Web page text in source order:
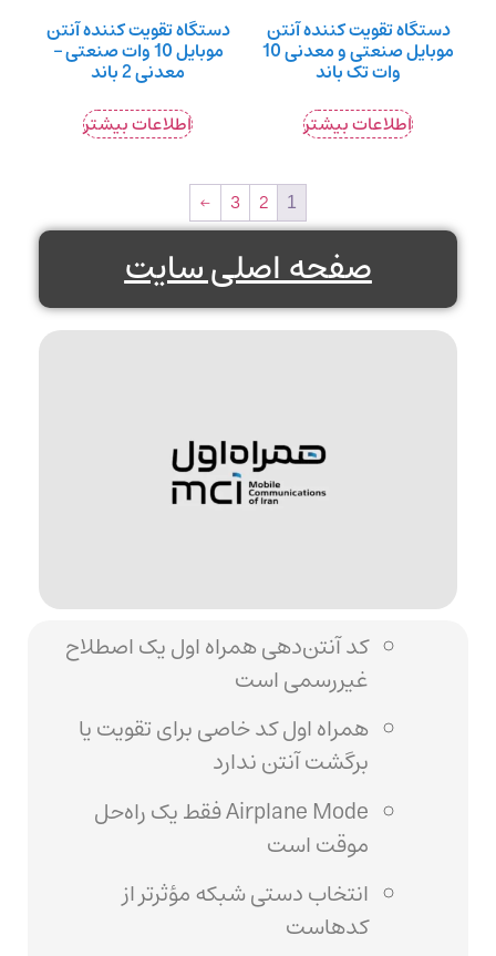
دستگاه تقویت کننده آنتن
موبایل صنعتی و معدنی 10
وات تک باند
اطلاعات بیشتر
دستگاه تقویت کننده آنتن
موبایل 10 وات صنعتی –
معدنی 2 باند
اطلاعات بیشتر
1
2
3
←
صفحه اصلی سایت
کد آنتن‌دهی همراه اول یک اصطلاح
غیررسمی است
همراه اول کد خاصی برای تقویت یا
برگشت آنتن ندارد
Airplane Mode فقط یک راه‌حل
موقت است
انتخاب دستی شبکه مؤثرتر از
کدهاست